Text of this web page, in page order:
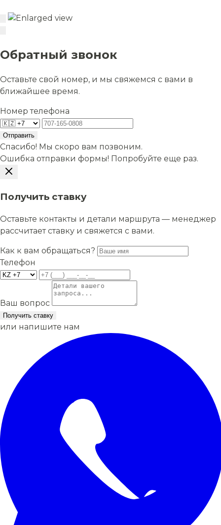
Обратный звонок
Оставьте свой номер, и мы свяжемся с вами в
ближайшее время.
Номер телефона
Отправить
Спасибо! Мы скоро вам позвоним.
Ошибка отправки формы! Попробуйте еще раз.
Получить ставку
Оставьте контакты и детали маршрута — менеджер
рассчитает ставку и свяжется с вами.
Как к вам обращаться?
Телефон
Ваш вопрос
Получить ставку
или напишите нам